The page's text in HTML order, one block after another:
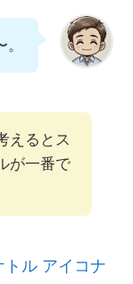
えるとス
が一番で
トル アイコナ